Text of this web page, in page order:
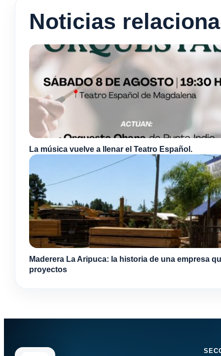
Noticias
La música vuelve a llenar el Teatro Español.
Maderera La Aripuca: la historia de una empresa
proyectos